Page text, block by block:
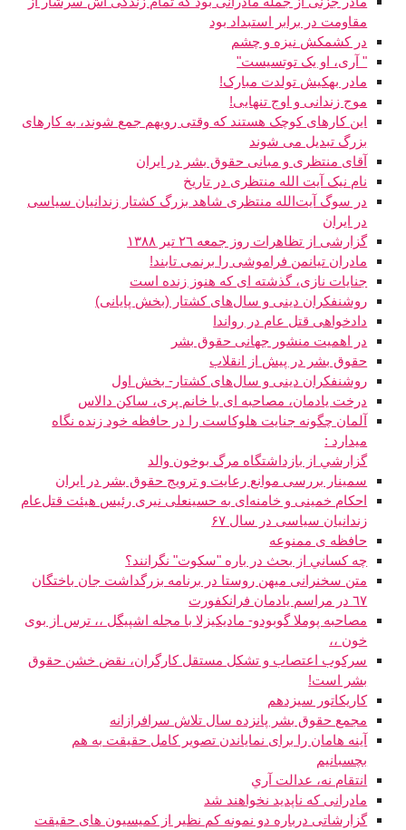
مقاومت در برابر استبداد بود
در کشمکش نیزه و چشم
" آری، او یک توتسی‏ست"
مادر بهکیش تولدت مبارک!
موج زندانی و اوج تنهایی!
این کارهای کوچک هستند که وقتی رویهم جمع شوند، به کارهای
بزرگ تبدیل می شوند
آقای منتظری و مبانی حقوق بشر در ایران
نام نیک آیت الله منتظری در تاریخ
در سوگ آیت‌الله منتظری شاهد بزرگ کشتار زندانیان سیاسی
در ایران
گزارشی از تظاهرات روز جمعه ٢٦ تیر ١٣٨٨
مادران تیانمن فراموشی را برنمی تابند!
جنایات نازی، گذشته ای که هنوز زنده است
روشنفکران دینی و سال‌های کشتار (بخش پایانی)
دادخواهی قتل عام در رواندا
در اهمیت منشور جهانی حقوق بشر
حقوق بشر در پيش از انقلاب
روشنفکران دینی و سال‌های کشتار- بخش اول
درخت یادمان، مصاحبه ای با خانم پری، ساکن دالاس
آلمان چگونه جنایت هلوکاست را در حافظه خود زنده نگاه
میدارد :
گزارشي از بازداشتگاه مرگ بوخون والد
سمینار بررسی موانع رعایت و ترویج حقوق بشر در ایران
احکام خمینی و خامنه‌ای به حسینعلی نیری رئیس هیئت قتل‌عام
زندانیان سیاسی در سال ۶۷
حافظه ی ممنوعه
چه کساني از بحث در باره "سکوت" نگرانند؟
متن سخنرانی میهن روستا در برنامه بزرگداشت جان باختگان
٦٧ در مراسم يادمان فرانکفورت
مصاحبه پوملا گوبودو- مادیکیزلا با مجله اشپيگل ،، ترس از بوی
خون ،،
سرکوب اعتصاب و تشکل مستقل کارگران، نقض خشن حقوق
بشر است!
کاريکاتور سيزدهم
مجمع حقوق بشر پانزده سال تلاش سرافرازانه
آينه هامان را برای نماياندن تصوير کامل حقيقت به هم
بچسبانيم
انتقام نه، عدالت آري
مادرانی که ناپدید نخواهند شد
گزارشاتی درباره دو نمونه کم نظیر از کمیسیون های حقیقت